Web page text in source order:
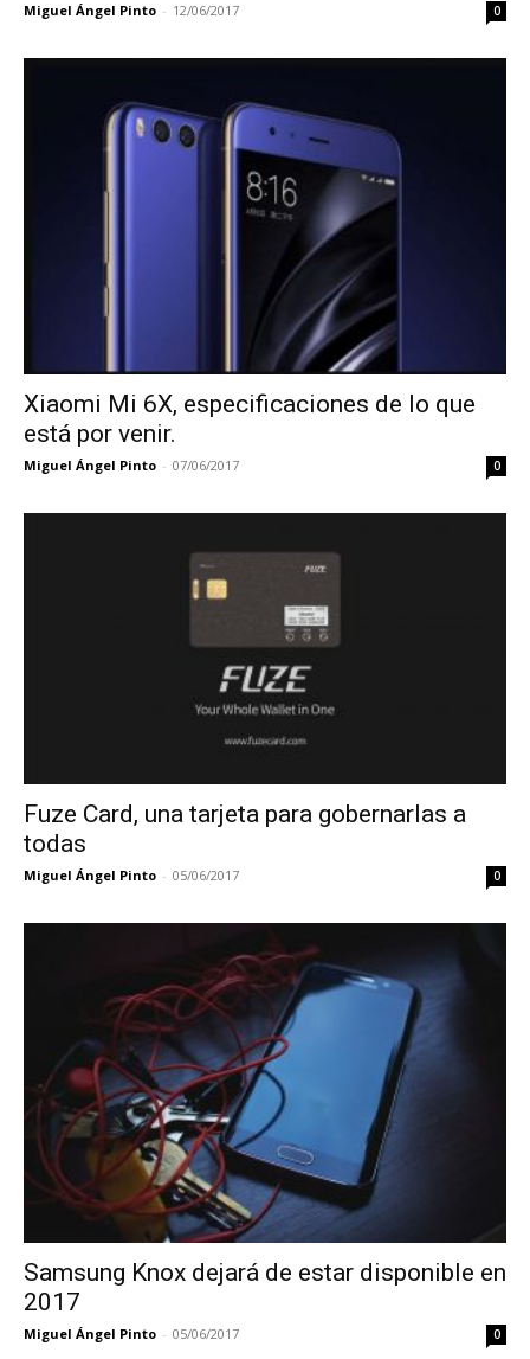
Miguel Ángel Pinto - 12/06/2017 0
Xiaomi Mi 6X, especificaciones de lo que
está por venir.
Miguel Ángel Pinto - 07/06/2017 0
Fuze Card, una tarjeta para gobernarlas a
todas
Miguel Ángel Pinto - 05/06/2017 0
Samsung Knox dejará de estar disponible en
2017
Miguel Ángel Pinto - 05/06/2017 0